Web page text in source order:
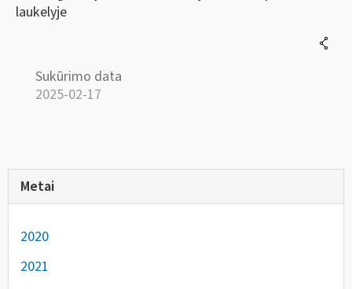
laukelyje
Sukūrimo data
2025-02-17
Metai
2020
2021